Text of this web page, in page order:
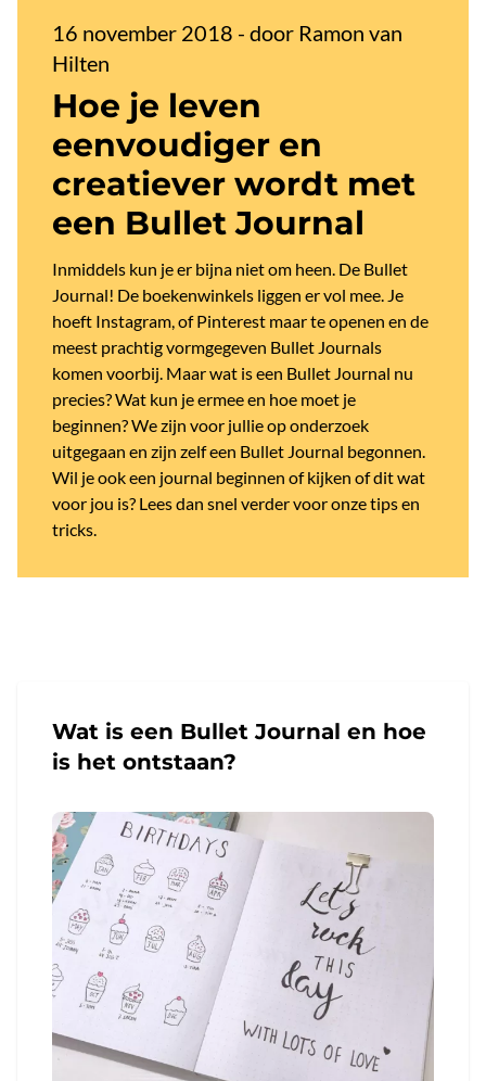
16 november 2018 - door Ramon van
Hilten
Hoe je leven
eenvoudiger en
creatiever wordt met
een Bullet Journal
Inmiddels kun je er bijna niet om heen. De Bullet
Journal! De boekenwinkels liggen er vol mee. Je
hoeft Instagram, of Pinterest maar te openen en de
meest prachtig vormgegeven Bullet Journals
komen voorbij. Maar wat is een Bullet Journal nu
precies? Wat kun je ermee en hoe moet je
beginnen? We zijn voor jullie op onderzoek
uitgegaan en zijn zelf een Bullet Journal begonnen.
Wil je ook een journal beginnen of kijken of dit wat
voor jou is? Lees dan snel verder voor onze tips en
tricks.
Wat is een Bullet Journal en hoe
is het ontstaan?